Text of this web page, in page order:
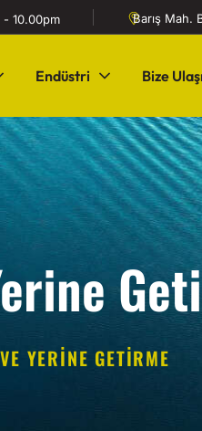
- 10.00pm Barış Mah.
Endüstri Bize
YERINE GETIRME